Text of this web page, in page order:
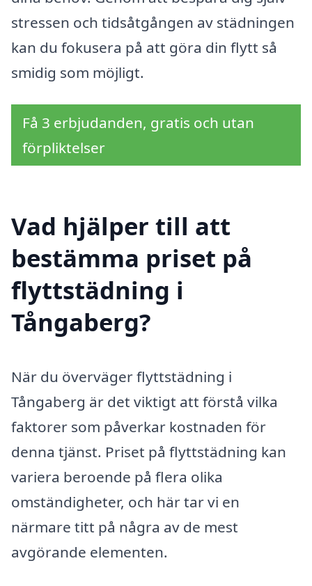
stressen och tidsåtgången av städningen
kan du fokusera på att göra din flytt så
smidig som möjligt.
Få 3 erbjudanden, gratis och utan
förpliktelser
Vad hjälper till att
bestämma priset på
flyttstädning i
Tångaberg?
När du överväger flyttstädning i
Tångaberg är det viktigt att förstå vilka
faktorer som påverkar kostnaden för
denna tjänst. Priset på flyttstädning kan
variera beroende på flera olika
omständigheter, och här tar vi en
närmare titt på några av de mest
avgörande elementen.